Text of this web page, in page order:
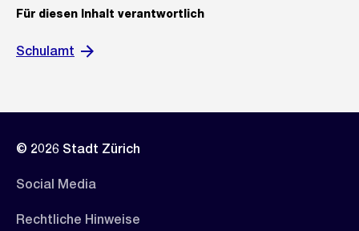
Für diesen Inhalt verantwortlich
Schulamt
© 2026 Stadt Zürich
Social Media
Rechtliche Hinweise